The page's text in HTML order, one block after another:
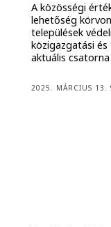
A közösségi
lehetőség
települések
közigazgatási
aktuális
2025. MÁRCIUS 13.